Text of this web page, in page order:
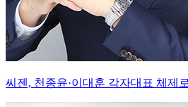
씨젠, 천종윤·이대훈 각자대표 체제